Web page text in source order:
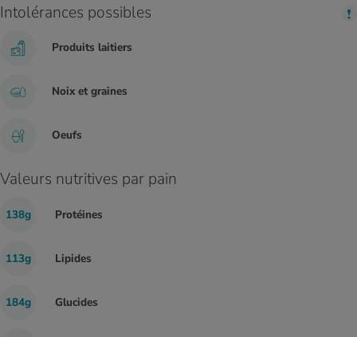
Intolérances possibles
Produits laitiers
Noix et graines
Oeufs
Valeurs nutritives par pain
138g Protéines
113g Lipides
184g Glucides